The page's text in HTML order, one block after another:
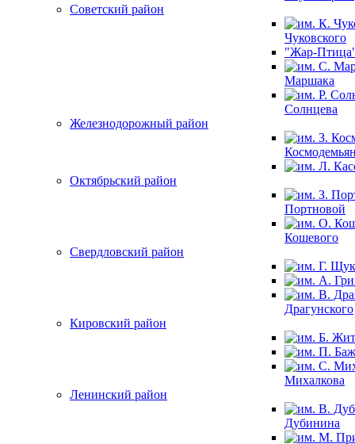
Советский район
Чуковского
"Жар-
Маршака
Солнцева
Железнодорожный район
Октябрьский район
Портновой
Кошевого
Свердловский район
Драгунского
Кировский район
Михалкова
Ленинский район
Дубинина